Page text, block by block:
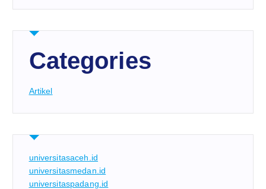
Categories
Artikel
universitasaceh.id
universitasmedan.id
universitaspadang.id